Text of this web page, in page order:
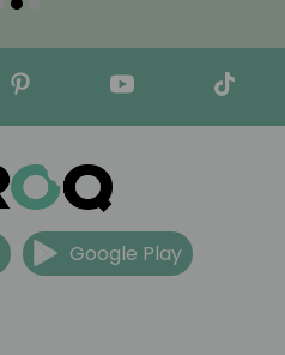
Google Play